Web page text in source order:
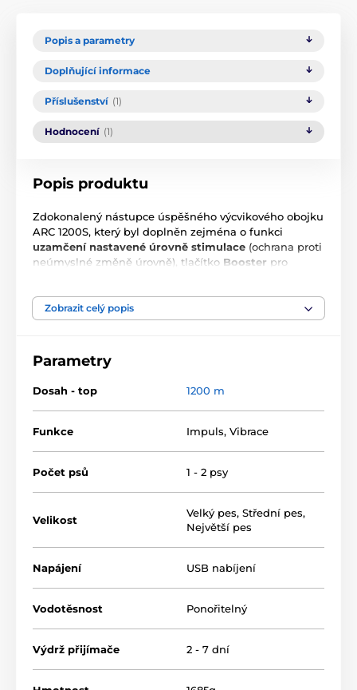
Popis a parametry
Doplňující informace
Příslušenství (1)
Hodnocení (1)
Popis produktu
Zdokonalený nástupce úspěšného výcvikového obojku
ARC 1200S, který byl doplněn zejména o funkci
uzamčení nastavené úrovně stimulace (ochrana proti
neúmyslné změně úrovně), tlačítko Booster pro
pohotové ovládání bez potřeby držet v ruce vysílačku.
Dogtra 1202S vám pomůže trénovat
Vašeho psa bez použití vodítka do
Zobrazit celý popis
Parametry
Dosah - top 1200 m
Funkce Impuls, Vibrace
Počet psů 1 - 2 psy
Velikost
Velký pes, Střední pes,
Největší pes
Napájení USB nabíjení
Vodotěsnost Ponořitelný
Výdrž přijímače 2 - 7 dní